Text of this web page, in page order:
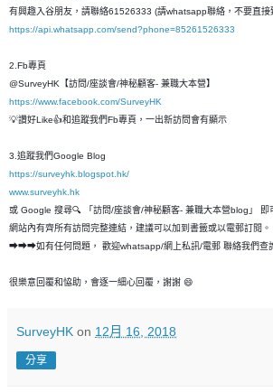
有興趣入谷朋友，請聯絡61526333 (請whatsapp聯絡，不要直接
https://api.whatsapp.com/send?phone=85261526333
2.Fb專頁
@SurveyHK【訪問/座談會/神秘顧客- 兼職大本營】
https://www.facebook.com/SurveyHK
💡讚好Like👍和追蹤我們Fb專頁，一出新訪問會有顯示
3.追蹤我們Google Blog
https://surveyhk.blogspot.hk/
www.surveyhk.hk
或 Google 搜尋🔍 「訪問/座談會/神秘顧客- 兼職大本營blog」 即
網站內有齊所有訪問完整連結，建議可以加到書籤或以電郵訂閱。
➡➡➡如有任何問題， 歡迎whatsapp/網上私訊/電郵 聯絡我們查
很樂意回覆和恊助，會逐一細心回覆，謝謝 😄
SurveyHK on 12月 16, 2018
分享